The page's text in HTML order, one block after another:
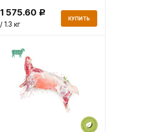
1 575.60 Р
/ 1.3 кг
КУПИТЬ